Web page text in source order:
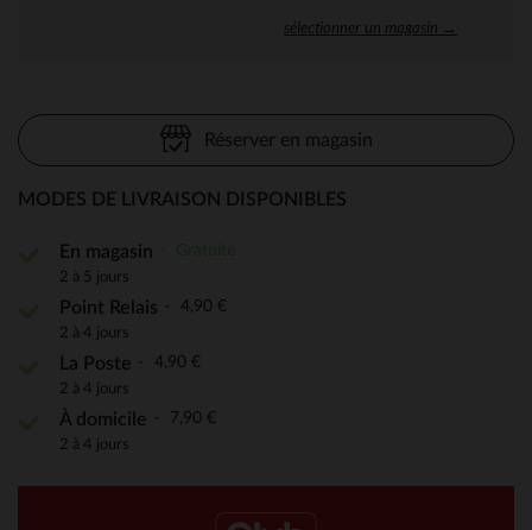
sélectionner un magasin →
Réserver en magasin
MODES DE LIVRAISON DISPONIBLES
En magasin
2 à 5 jours
Point Relais 4,90 €
2 à 4 jours
La Poste 4,90 €
2 à 4 jours
À domicile 7,90 €
2 à 4 jours